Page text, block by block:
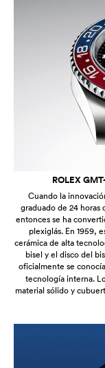
ROLEX
Cuando la
graduado de 24 horas
entonces se ha
plexiglás. En 1959,
cerámica de alta
bisel y el disco del
oficialmente se
tecnología interna.
material sólido y